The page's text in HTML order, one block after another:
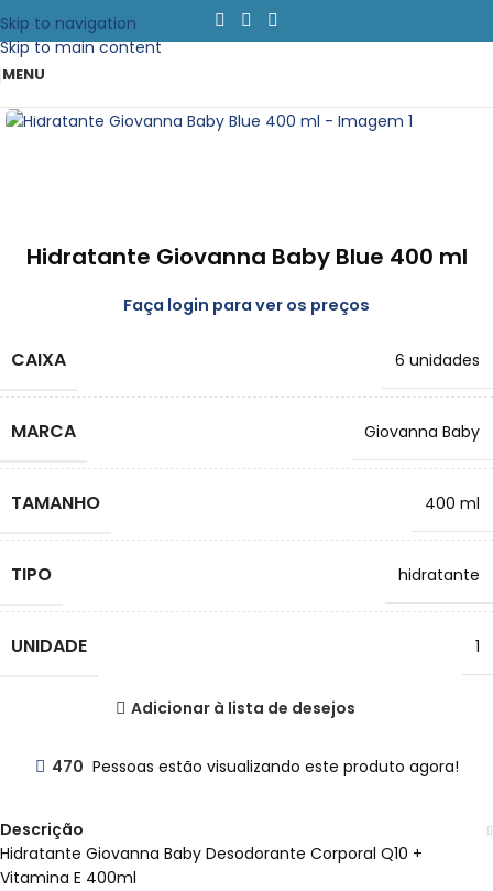
Skip to navigation
Skip to main content
MENU
Hidratante Giovanna Baby Blue 400 ml
Faça login para ver os preços
CAIXA 6 unidades
MARCA Giovanna Baby
TAMANHO 400 ml
TIPO hidratante
UNIDADE 1
Adicionar à lista de desejos
470 Pessoas estão visualizando este produto agora!
Descrição
Hidratante Giovanna Baby Desodorante Corporal Q10 +
Vitamina E 400ml